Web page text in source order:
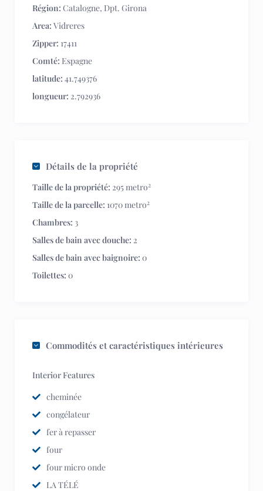
Région: Catalogne, Dpt. Girona
Area: Vidreres
Zipper: 17411
Comté: Espagne
latitude: 41.749376
longueur: 2.792936
Détails de la propriété
Taille de la propriété: 295 metro2
Taille de la parcelle: 1070 metro2
Chambres: 3
Salles de bain avec douche: 2
Salles de bain avec baignoire: 0
Toilettes: 0
Commodités et caractéristiques intérieures
Interior Features
cheminée
congélateur
fer à repasser
four
four micro onde
LA TÉLÉ